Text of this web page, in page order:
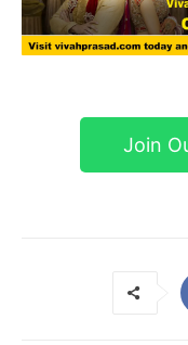
Join